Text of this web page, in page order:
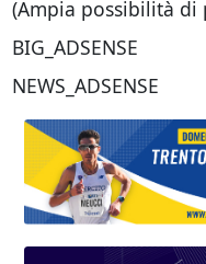
(Ampia possibilità di
BIG_ADSENSE
NEWS_ADSENSE